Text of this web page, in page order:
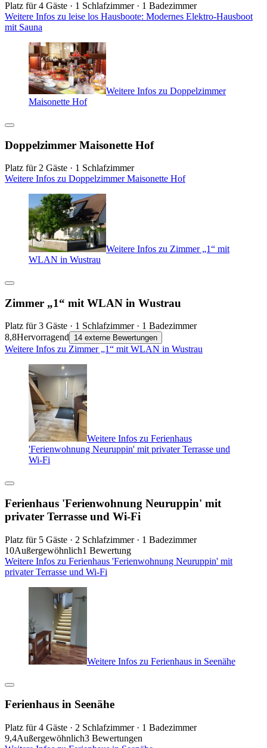
Platz für 4 Gäste · 1 Schlafzimmer · 1 Badezimmer
Weitere Infos zu leise los Hausboote: Modernes Elektro-Hausboot
mit Sauna
Weitere Infos zu Doppelzimmer
Maisonette Hof
Doppelzimmer Maisonette Hof
Platz für 2 Gäste · 1 Schlafzimmer
Weitere Infos zu Doppelzimmer Maisonette Hof
Weitere Infos zu Zimmer „1“ mit
WLAN in Wustrau
Zimmer „1“ mit WLAN in Wustrau
Platz für 3 Gäste · 1 Schlafzimmer · 1 Badezimmer
8,8Hervorragend 14 externe Bewertungen
Weitere Infos zu Zimmer „1“ mit WLAN in Wustrau
Weitere Infos zu Ferienhaus
'Ferienwohnung Neuruppin' mit privater Terrasse und
Wi-Fi
Ferienhaus 'Ferienwohnung Neuruppin' mit
privater Terrasse und Wi-Fi
Platz für 5 Gäste · 2 Schlafzimmer · 1 Badezimmer
10Außergewöhnlich1 Bewertung
Weitere Infos zu Ferienhaus 'Ferienwohnung Neuruppin' mit
privater Terrasse und Wi-Fi
Weitere Infos zu Ferienhaus in Seenähe
Ferienhaus in Seenähe
Platz für 4 Gäste · 2 Schlafzimmer · 1 Badezimmer
9,4Außergewöhnlich3 Bewertungen